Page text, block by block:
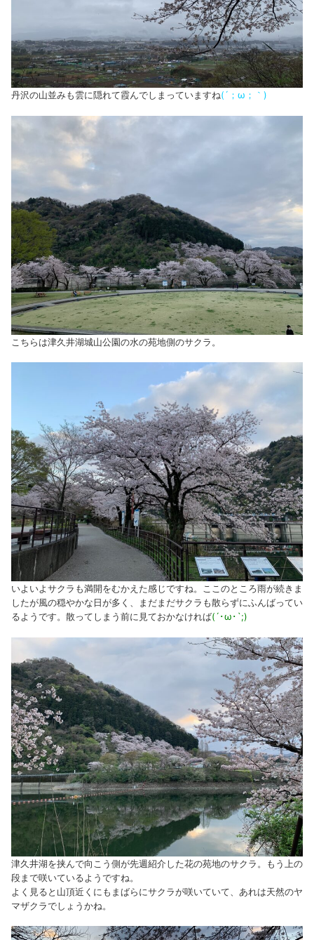
丹沢の山並みも雲に隠れて霞んでしまっていますね(´；ω；｀)
こちらは津久井湖城山公園の水の苑地側のサクラ。
いよいよサクラも満開をむかえた感じですね。ここのところ雨が続きま
したが風の穏やかな日が多く、まだまだサクラも散らずにふんばってい
るようです。散ってしまう前に見ておかなければ(´･ω･`;)
津久井湖を挟んで向こう側が先週紹介した花の苑地のサクラ。もう上の
段まで咲いているようですね。
よく見ると山頂近くにもまばらにサクラが咲いていて、あれは天然のヤ
マザクラでしょうかね。